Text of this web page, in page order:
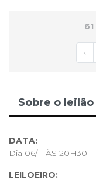
‹
Sobre o leilão
DATA:
Dia 06/11 ÀS 20H30
LEILOEIRO: